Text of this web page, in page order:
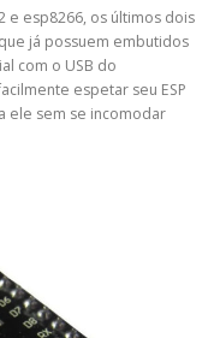
e esp8266, os últimos dois
já possuem embutidos
com o USB do
espetar seu ESP
ele sem se incomodar